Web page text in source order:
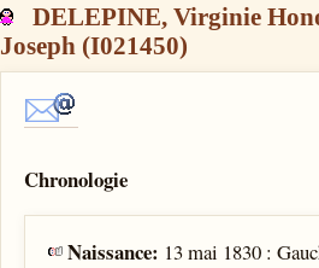
DELEPINE, Virginie
Joseph (I021450)
Chronologie
Naissance: 13 mai 1830 :